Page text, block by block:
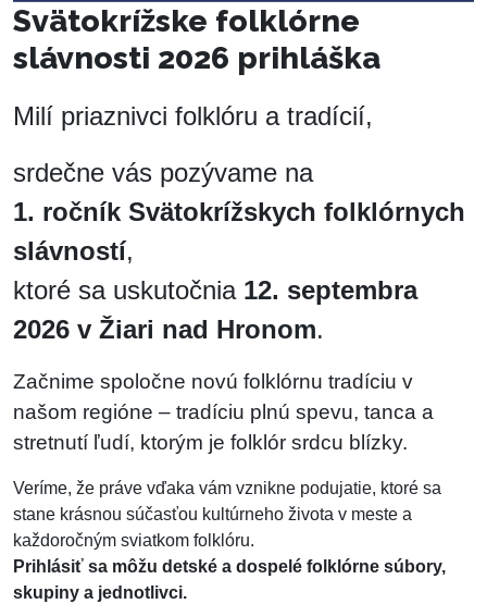
Svätokrížske folklórne
slávnosti 2026 prihláška
Milí priaznivci folklóru a tradícií,
srdečne vás pozývame na
1. ročník Svätokrížskych folklórnych
slávností,
ktoré sa uskutočnia 12. septembra
2026 v Žiari nad Hronom.
Začnime spoločne novú folklórnu tradíciu v
našom regióne – tradíciu plnú spevu, tanca a
stretnutí ľudí, ktorým je folklór srdcu blízky.
Veríme, že práve vďaka vám vznikne podujatie, ktoré sa
stane krásnou súčasťou kultúrneho života v meste a
každoročným sviatkom folklóru.
Prihlásiť sa môžu detské a dospelé folklórne súbory,
skupiny a jednotlivci.